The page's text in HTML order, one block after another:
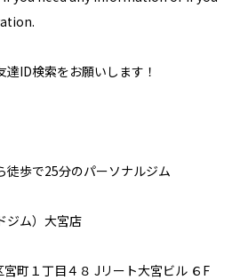
ID検索をお願いします！
徒歩で25分のパーソナルジム
ジム）大宮店
町１丁目４８ Jリート大宮ビル ６F